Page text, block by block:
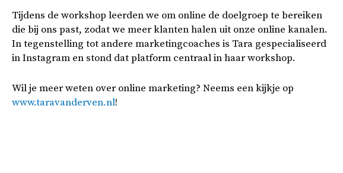
Tijdens de workshop leerden we om online de doelgroep te bereiken
die bij ons past, zodat we meer klanten halen uit onze online kanalen.
In tegenstelling tot andere marketingcoaches is Tara gespecialiseerd
in Instagram en stond dat platform centraal in haar workshop.
Wil je meer weten over online marketing? Neems een kijkje op
www.taravanderven.nl!